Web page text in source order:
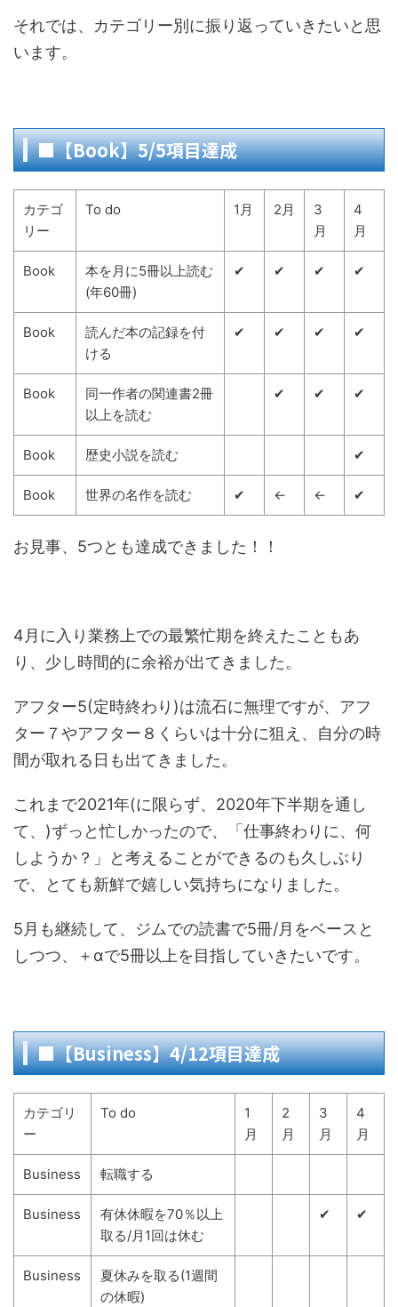
それでは、カテゴリー別に振り返っていきたいと思
います。
■【Book】5/5項目達成
カテゴ
リー
To do 1月 2月
3
月
4
月
Book
本を月に5冊以上読む
(年60冊)
✔ ✔ ✔ ✔
Book
読んだ本の記録を付
ける
✔ ✔ ✔ ✔
Book
同一作者の関連書2冊
以上を読む
✔ ✔ ✔
Book 歴史小説を読む ✔
Book 世界の名作を読む ✔ ← ← ✔
お見事、5つとも達成できました！！
4月に入り業務上での最繁忙期を終えたこともあ
り、少し時間的に余裕が出てきました。
アフター5(定時終わり)は流石に無理ですが、アフ
ター７やアフター８くらいは十分に狙え、自分の時
間が取れる日も出てきました。
これまで2021年(に限らず、2020年下半期を通し
て、)ずっと忙しかったので、「仕事終わりに、何
しようか？」と考えることができるのも久しぶり
で、とても新鮮で嬉しい気持ちになりました。
5月も継続して、ジムでの読書で5冊/月をベースと
しつつ、＋αで5冊以上を目指していきたいです。
■【Business】4/12項目達成
カテゴリ
ー
To do
1
月
2
月
3
月
4
月
Business 転職する
Business
有休休暇を70％以上
取る/月1回は休む
✔ ✔
Business
夏休みを取る(1週間
の休暇)